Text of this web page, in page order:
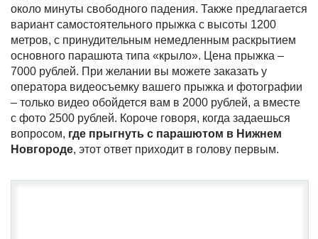
около минуты свободного падения. Также предлагается
вариант самостоятельного прыжка с высоты 1200
метров, с принудительным немедленным раскрытием
основного парашюта типа «крыло». Цена прыжка –
7000 рублей. При желании вы можете заказать у
оператора видеосъемку вашего прыжка и фотографии
– только видео обойдется вам в 2000 рублей, а вместе
с фото 2500 рублей. Короче говоря, когда задаешься
вопросом, где прыгнуть с парашютом в Нижнем
Новгороде, этот ответ приходит в голову первым.